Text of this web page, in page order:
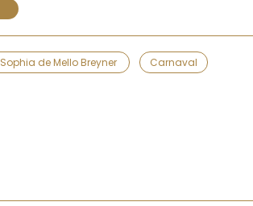
Sophia de Mello Breyner Carnaval